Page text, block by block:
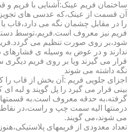
ساختمان فریم عینک:آشنایی با فریم و
آن قسمت از عینک،که عدسی های
را در مقابل چشمان نگه می دارد،قاب
فریم نیز معروف است.فریم،توسط
شود،بر روی صورت تنظیم می
ندارند و در عوض به وسیله ی
قرار می گیرند ویا بر روی فریم
نگه داشته می شوند
اجزای جلویی فریم :آن بخش از قاب
بینی قرار می گیرد را پل گویند و لبه ای
گرفته،به حدقه معروف است.به
درمنتها الیه سمت چپ و راست،در
می شوند،می گویند.
تعداد معدودی از فریمهای